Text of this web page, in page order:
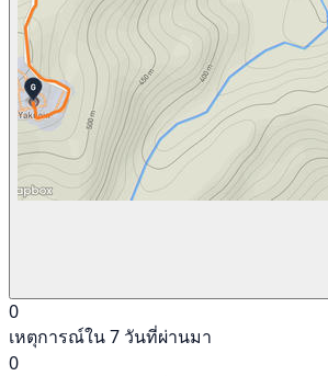
0
เหตุการณ์ใน 7 วันที่ผ่านมา
0